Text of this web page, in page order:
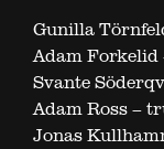
Gunilla
Adam Forkelid
Svante
Adam Ross –
Jonas